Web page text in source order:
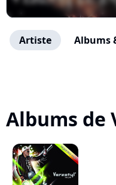
Artiste Albums
Albums de